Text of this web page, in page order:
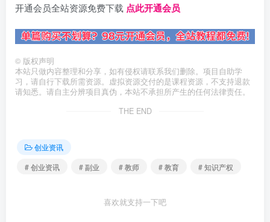
开通会员全站资源免费下载 点此开通会员
© 版权声明
本站只做内容整理和分享，如有侵权请联系我们删除。项目自助学
习，请自行下载所需资源。虚拟资源交付的是课程资源，不支持退款
请知悉。请自主分辨项目真伪，本站不承担所产生的任何法律责任。
THE END
创业资讯
# 创业资讯
# 副业 # 教师 # 教育 # 知识产权
喜欢就支持一下吧